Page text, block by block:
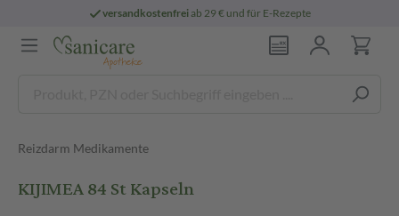
versandkostenfreiab 29 € und für E-Rezepte
Reizdarm Medikamente
KIJIMEA 84 St Kapseln